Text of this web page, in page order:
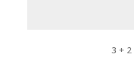
3 + 2